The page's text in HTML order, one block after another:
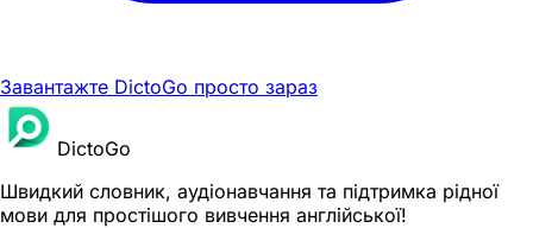
Завантажте DictoGo просто зараз
DictoGo
Швидкий словник, аудіонавчання та підтримка рідної
мови для простішого вивчення англійської!